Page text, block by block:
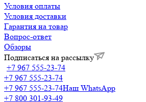
Условия оплаты
Условия доставки
Гарантия на товар
Вопрос-ответ
Обзоры
Подписаться на рассылку
+7 967 555-23-74
+7 967 555-23-74
+7 967 555-23-74Наш WhatsApp
+7 800 301-93-49